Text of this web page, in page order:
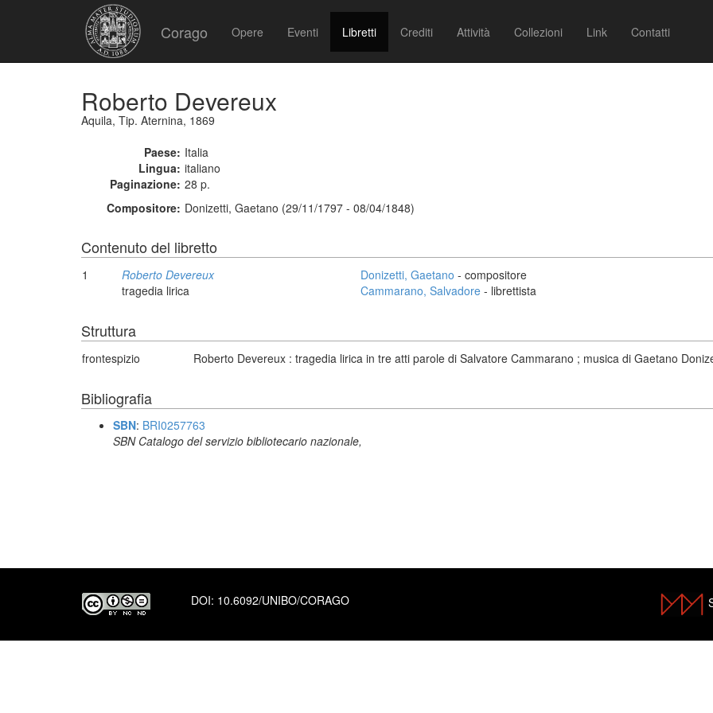
Corago Opere Eventi Libretti Crediti Attività Collezioni Link Contatti
Roberto Devereux
Aquila, Tip. Aternina, 1869
Paese: Italia
Lingua: italiano
Paginazione: 28 p.
Compositore: Donizetti, Gaetano (29/11/1797 - 08/04/1848)
Contenuto del libretto
1
Roberto Devereux
tragedia lirica
Donizetti, Gaetano - compositore
Cammarano, Salvadore - librettista
Struttura
frontespizio Roberto Devereux : tragedia lirica in tre atti parole di Salvatore Cammarano ; musica di Gaetano
Bibliografia
SBN: BRI0257763
SBN Catalogo del servizio bibliotecario nazionale,
DOI: 10.6092/UNIBO/CORAGO